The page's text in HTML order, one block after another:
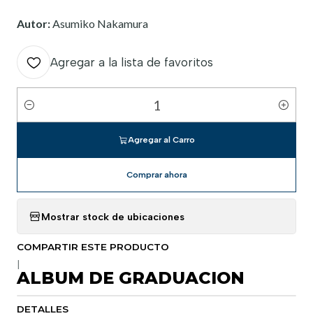
Autor:Asumiko Nakamura
Agregar a la lista de favoritos
Cantidad
Agregar al Carro
Comprar ahora
Mostrar stock de ubicaciones
COMPARTIR ESTE PRODUCTO
ALBUM DE GRADUACION
DETALLES